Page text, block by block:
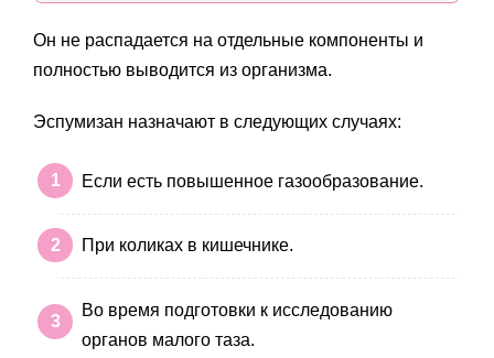
Он не распадается на отдельные компоненты и
полностью выводится из организма.
Эспумизан назначают в следующих случаях:
Если есть повышенное газообразование.
При коликах в кишечнике.
Во время подготовки к исследованию
органов малого таза.